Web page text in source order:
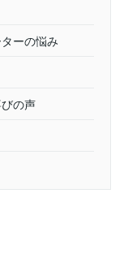
ーの悩み
の声